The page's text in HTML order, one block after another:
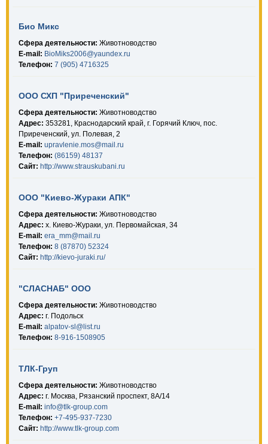
Био Микс
Сфера деятельности: Животноводство
E-mail: BioMiks2006@yaundex.ru
Телефон: 7 (905) 4716325
ООО СХП "Приреченский"
Сфера деятельности: Животноводство
Адрес: 353281, Краснодарский край, г. Горячий Ключ, пос.
Приреченский, ул. Полевая, 2
E-mail: upravlenie.mos@mail.ru
Телефон: (86159) 48137
Сайт: http://www.strauskubani.ru
ООО "Киево-Жураки АПК"
Сфера деятельности: Животноводство
Адрес: х. Киево-Жураки, ул. Первомайская, 34
E-mail: era_mm@mail.ru
Телефон: 8 (87870) 52324
Сайт: http://kievo-juraki.ru/
"СЛАСНАБ" ООО
Сфера деятельности: Животноводство
Адрес: г. Подольск
E-mail: alpatov-sl@list.ru
Телефон: 8-916-1508905
ТЛК-Груп
Сфера деятельности: Животноводство
Адрес: г. Москва, Рязанский проспект, 8А/14
E-mail: info@tlk-group.com
Телефон: +7-495-937-7230
Сайт: http://www.tlk-group.com